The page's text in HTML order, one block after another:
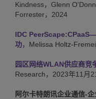
Kindness，Glenn
Forrester，2024
IDC
功，Melissa Holtz-
园区网络WLAN供应商竞
Research，2023年11月
阿尔卡特朗讯企业通信-